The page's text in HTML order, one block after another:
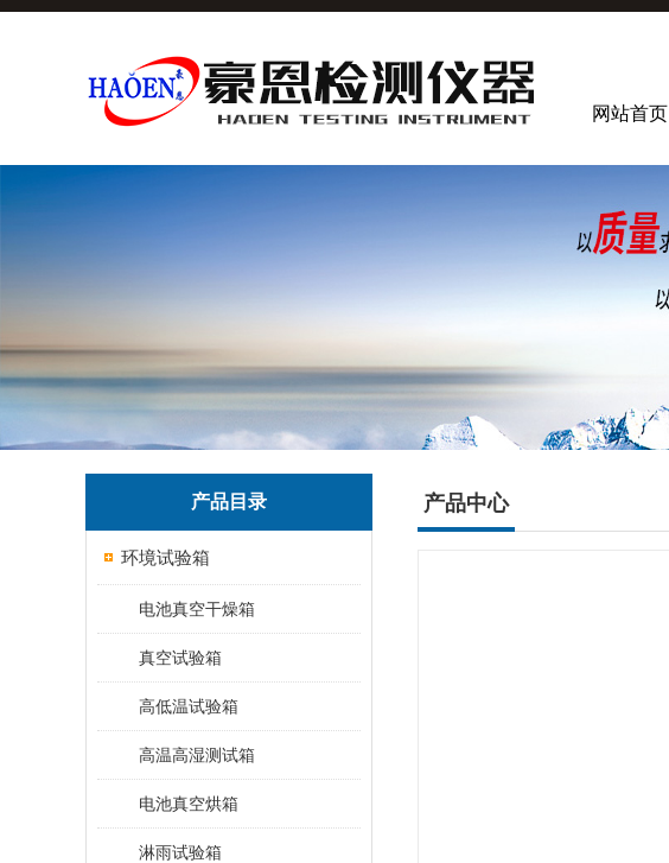
网站首页
产品目录
环境试验箱
电池真空干燥箱
真空试验箱
高低温试验箱
高温高湿测试箱
电池真空烘箱
淋雨试验箱
产品中心